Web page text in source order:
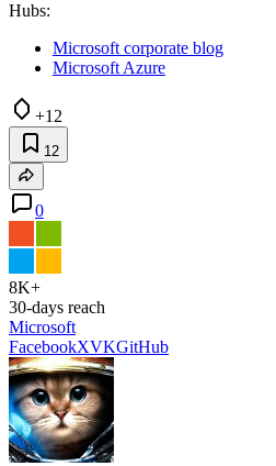
Hubs:
Microsoft corporate blog
Microsoft Azure
+12
12
0
8K+
30-days reach
Microsoft
FacebookXVKGitHub